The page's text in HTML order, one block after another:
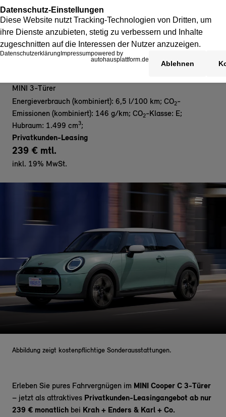
MINI 3-Türer
Energieverbrauch (kombiniert): 6,5 l/100 km; CO2-
Emissionen (kombiniert): 146 g/km; CO2-Klasse: E;
Hubraum: 1.499 cm3;
Privatkunden-Leasing
239 € mtl.
inkl. 19% MwSt.
Abbildung zeigt kostenpflichtige Sonderausstattungen.
Erleben Sie pures Fahrvergnügen im MINI Cooper C 3-Türer
– jetzt als attraktives Privatkunden-Leasingangebot ab nur
239 € monatlich bei Krah + Enders & Karl + Co.